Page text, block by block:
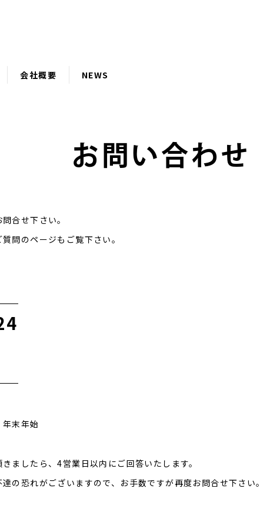
いて
会社概要 NEWS
お問い合わせ
合せ下さい。
問のページもご覧下さい。
末年始
ましたら、4営業日以内にご回答いたします。
の恐れがございますので、お手数ですが再度お問合せ下さい。